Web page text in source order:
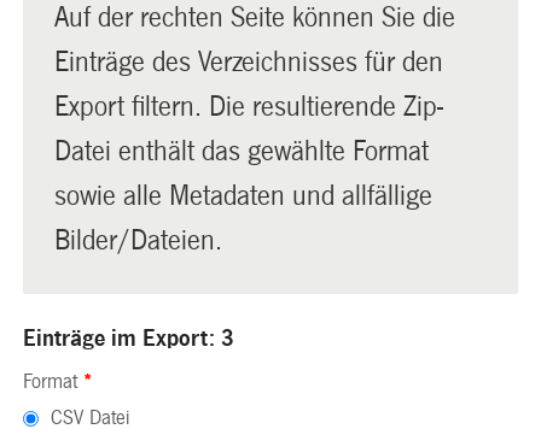
Auf der rechten Seite können Sie die
Einträge des Verzeichnisses für den
Export filtern. Die resultierende Zip-
Datei enthält das gewählte Format
sowie alle Metadaten und allfällige
Bilder/Dateien.
Einträge im Export: 3
Format *
CSV Datei